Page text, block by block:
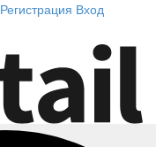
Регистрация Вход